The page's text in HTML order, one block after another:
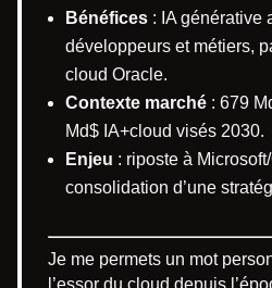
Bénéfices : IA générative
développeurs et métiers,
cloud Oracle.
Contexte marché : 679
Md$ IA+cloud visés 2030.
Enjeu : riposte à
consolidation d’une
Je me permets un mot
l’essor du cloud depuis